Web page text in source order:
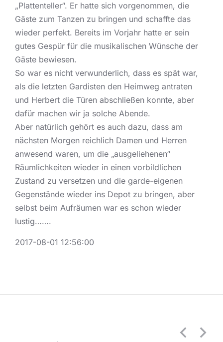
„Plattenteller“. Er hatte sich vorgenommen, die
Gäste zum Tanzen zu bringen und schaffte das
wieder perfekt. Bereits im Vorjahr hatte er sein
gutes Gespür für die musikalischen Wünsche der
Gäste bewiesen.
So war es nicht verwunderlich, dass es spät war,
als die letzten Gardisten den Heimweg antraten
und Herbert die Türen abschließen konnte, aber
dafür machen wir ja solche Abende.
Aber natürlich gehört es auch dazu, dass am
nächsten Morgen reichlich Damen und Herren
anwesend waren, um die „ausgeliehenen“
Räumlichkeiten wieder in einen vorbildlichen
Zustand zu versetzen und die garde-eigenen
Gegenstände wieder ins Depot zu bringen, aber
selbst beim Aufräumen war es schon wieder
lustig…….
2017-08-01 12:56:00